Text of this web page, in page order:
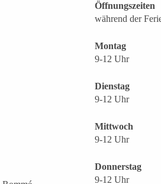
Öffnungszeiten
während der
Montag
9-12 Uhr
Dienstag
9-12 Uhr
Mittwoch
9-12 Uhr
Donnerstag
9-12 Uhr